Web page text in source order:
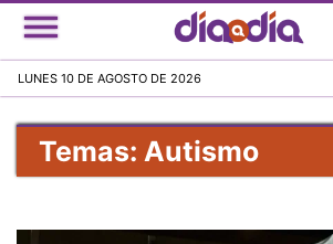
Pasar
al
principal
LUNES 10 DE AGOSTO DE 2026
Temas: Autismo